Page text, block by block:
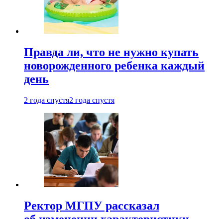
Правда ли, что не нужно купать
новорожденного ребенка каждый
день
2 года спустя2 года спустя
Ректор МГПУ рассказал